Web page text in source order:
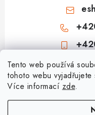
Tento web používá
tohoto webu
Více informací zde.
Informace pro vás